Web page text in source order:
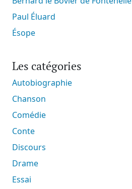
Paul Éluard
Ésope
Les catégories
Autobiographie
Chanson
Comédie
Conte
Discours
Drame
Essai